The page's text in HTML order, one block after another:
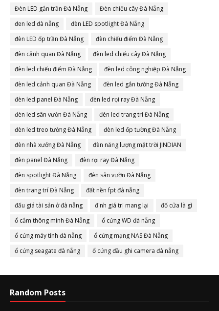
Đèn LED gắn trần Đà Nẵng
Đèn chiếu cây Đà Nẵng
đen led đà nẵng
đèn LED spotlight Đà Nẵng
đèn LED ốp trần Đà Nẵng
đèn chiếu điểm Đà Nẵng
đèn cảnh quan Đà Nẵng
đèn led chiếu cây Đà Nẵng
đèn led chiếu điểm Đà Nẵng
đèn led công nghiệp Đà Nẵng
đèn led cảnh quan Đà Nẵng
đèn led gắn tường Đà Nẵng
đèn led panel Đà Nẵng
đèn led rọi ray Đà Nẵng
đèn led sân vườn Đà Nẵng
đèn led trang trí Đà Nẵng
đèn led treo tường Đà Nẵng
đèn led ốp tường Đà Nẵng
đèn nhà xưởng Đà Nẵng
đèn năng lượng mặt trời JINDIAN
đèn panel Đà Nẵng
đèn rọi ray Đà Nẵng
đèn spotlight Đà Nẵng
đèn sân vườn Đà Nẵng
đèn trang trí Đà Nẵng
đất nền fpt đà nẵng
đấu giá tài sản ở đà nẵng
định giá trị mang lại
đố cửa là gì
ổ cắm thông minh Đà Nẵng
ổ cứng WD đà nẵng
ổ cứng máy tính đà nẵng
ổ cứng mạng NAS Đà Nẵng
ổ cứng seagate đà nẵng
ổ cứng đầu ghi camera đà nẵng
Random Posts